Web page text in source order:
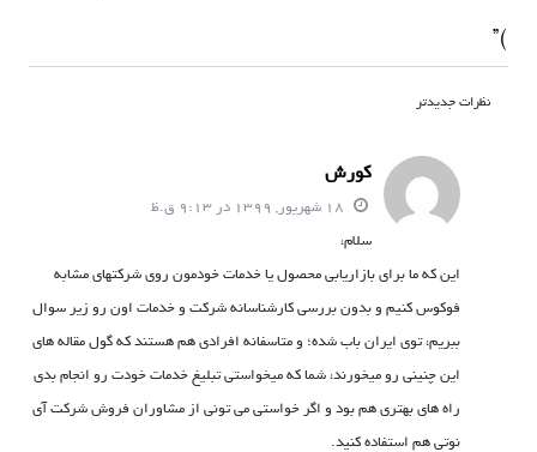
)”
ن
نظرات جدیدتر
کورش
سلام،
این که ما برای بازاریابی محصول یا خدمات خودمون روی شرکتهای مشابه
فوکوس کنیم و بدون بررسی کارشناسانه شرکت و خدمات اون رو زیر سوال
ببریم، توی ایران باب شده؛ و متاسفانه افرادی هم هستند که گول مقاله های
این چنینی رو میخورند، شما که میخواستی تبلیغ خدمات خودت رو انجام بدی
راه های بهتری هم بود و اگر خواستی می تونی از مشاوران فروش شرکت آی
نوتی هم استفاده کنید.